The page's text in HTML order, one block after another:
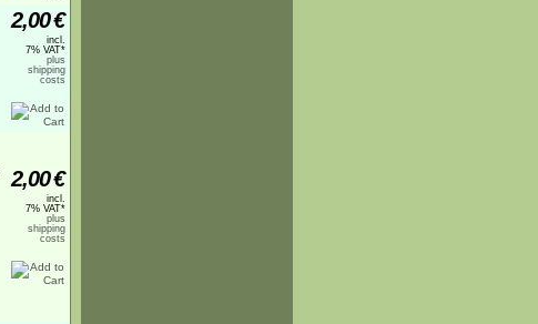
2,00€
incl.
7% VAT*
plus
shipping
costs
2,00€
incl.
7% VAT*
plus
shipping
costs